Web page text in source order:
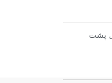
۵۰ متر کرال پشت